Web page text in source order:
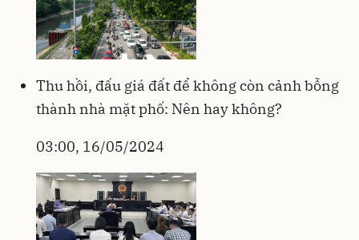
Thu hồi, đấu giá đất để không còn cảnh bỗng
thành nhà mặt phố: Nên hay không?
03:00, 16/05/2024